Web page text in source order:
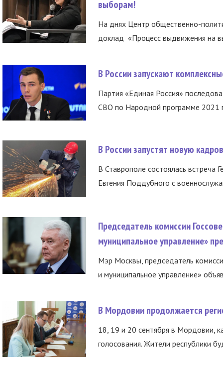
выборам!
На днях Центр общественно-
доклад «Процесс выдвижения на
В России запускают
Партия «Единая Россия»
СВО по Народной программе 2021
В России запустят новую
В Ставрополе состоялась встреча
Евгения Поддубного с
Председатель комиссии
муниципальное управление»
Мэр Москвы, председатель
и муниципальное управление»
В Мордовии продолжается
18, 19 и 20 сентября в Мордовии,
голосования. Жители республики